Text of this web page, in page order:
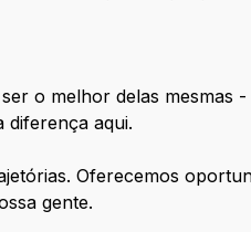
o melhor delas mesmas -
diferença aqui.
Oferecemos
gente.